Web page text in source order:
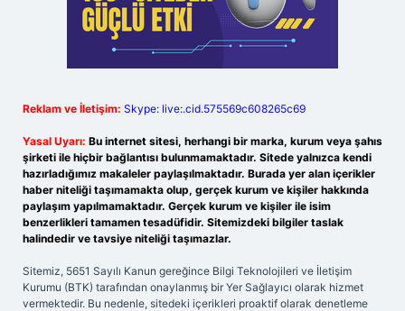
Reklam ve İletişim: Skype: live:.cid.575569c608265c69
Yasal Uyarı: Bu internet sitesi, herhangi bir marka, kurum veya şahıs
şirketi ile hiçbir bağlantısı bulunmamaktadır. Sitede yalnızca kendi
hazırladığımız makaleler paylaşılmaktadır. Burada yer alan içerikler
haber niteliği taşımamakta olup, gerçek kurum ve kişiler hakkında
paylaşım yapılmamaktadır. Gerçek kurum ve kişiler ile isim
benzerlikleri tamamen tesadüfidir. Sitemizdeki bilgiler taslak
halindedir ve tavsiye niteliği taşımazlar.
Sitemiz, 5651 Sayılı Kanun gereğince Bilgi Teknolojileri ve İletişim
Kurumu (BTK) tarafından onaylanmış bir Yer Sağlayıcı olarak hizmet
vermektedir. Bu nedenle, sitedeki içerikleri proaktif olarak denetleme